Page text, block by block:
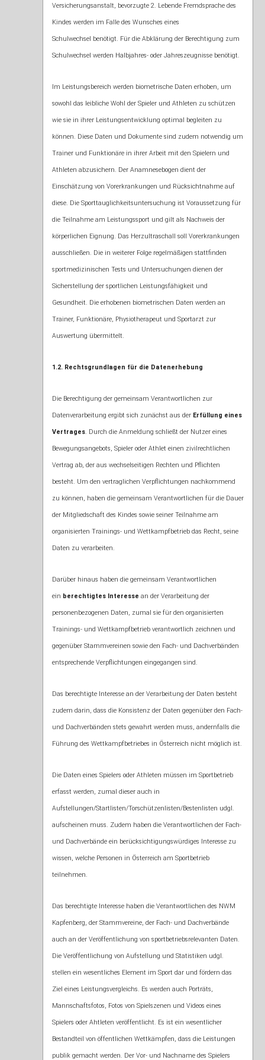
Versicherungsanstalt, bevorzugte 2. Lebende Fremdsprache des
Kindes werden im Falle des Wunsches eines
Schulwechsel benötigt. Für die Abklärung der Berechtigung zum
Schulwechsel werden Halbjahres- oder Jahreszeugnisse benötigt.
Im Leistungsbereich werden biometrische Daten erhoben, um
sowohl das leibliche Wohl der Spieler und Athleten zu schützen
wie sie in ihrer Leistungsentwicklung optimal begleiten zu
können. Diese Daten und Dokumente sind zudem notwendig um
Trainer und Funktionäre in ihrer Arbeit mit den Spielern und
Athleten abzusichern. Der Anamnesebogen dient der
Einschätzung von Vorerkrankungen und Rücksichtnahme auf
diese. Die Sporttauglichkeitsuntersuchung ist Voraussetzung für
die Teilnahme am Leistungssport und gilt als Nachweis der
körperlichen Eignung. Das Herzultraschall soll Vorerkrankungen
ausschließen. Die in weiterer Folge regelmäßigen stattfinden
sportmedizinischen Tests und Untersuchungen dienen der
Sicherstellung der sportlichen Leistungsfähigkeit und
Gesundheit. Die erhobenen biometrischen Daten werden an
Trainer, Funktionäre, Physiotherapeut und Sportarzt zur
Auswertung übermittelt.
1.2. Rechtsgrundlagen für die Datenerhebung
Die Berechtigung der gemeinsam Verantwortlichen zur
Datenverarbeitung ergibt sich zunächst aus der Erfüllung eines
Vertrages. Durch die Anmeldung schließt der Nutzer eines
Bewegungsangebots, Spieler oder Athlet einen zivilrechtlichen
Vertrag ab, der aus wechselseitigen Rechten und Pflichten
besteht. Um den vertraglichen Verpflichtungen nachkommend
zu können, haben die gemeinsam Verantwortlichen für die Dauer
der Mitgliedschaft des Kindes sowie seiner Teilnahme am
organisierten Trainings- und Wettkampfbetrieb das Recht, seine
Daten zu verarbeiten.
Darüber hinaus haben die gemeinsam Verantwortlichen
ein berechtigtes Interesse an der Verarbeitung der
personenbezogenen Daten, zumal sie für den organisierten
Trainings- und Wettkampfbetrieb verantwortlich zeichnen und
gegenüber Stammvereinen sowie den Fach- und Dachverbänden
entsprechende Verpflichtungen eingegangen sind.
Das berechtigte Interesse an der Verarbeitung der Daten besteht
zudem darin, dass die Konsistenz der Daten gegenüber den Fach-
und Dachverbänden stets gewahrt werden muss, andernfalls die
Führung des Wettkampfbetriebes in Österreich nicht möglich ist.
Die Daten eines Spielers oder Athleten müssen im Sportbetrieb
erfasst werden, zumal dieser auch in
Aufstellungen/Startlisten/Torschützenlisten/Bestenlisten udgl.
aufscheinen muss. Zudem haben die Verantwortlichen der Fach-
und Dachverbände ein berücksichtigungswürdiges Interesse zu
wissen, welche Personen in Österreich am Sportbetrieb
teilnehmen.
Das berechtigte Interesse haben die Verantwortlichen des NWM
Kapfenberg, der Stammvereine, der Fach- und Dachverbände
auch an der Veröffentlichung von sportbetriebsrelevanten Daten.
Die Veröffentlichung von Aufstellung und Statistiken udgl.
stellen ein wesentliches Element im Sport dar und fördern das
Ziel eines Leistungsvergleichs. Es werden auch Porträts,
Mannschaftsfotos, Fotos von Spielszenen und Videos eines
Spielers oder Ahtleten veröffentlicht. Es ist ein wesentlicher
Bestandteil von öffentlichen Wettkämpfen, dass die Leistungen
publik gemacht werden. Der Vor- und Nachname des Spielers